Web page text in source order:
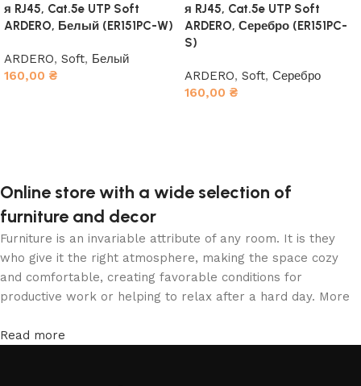
я RJ45, Cat.5e UTP Soft
ARDERO, Белый (ER151PC-W)
ARDERO, Soft, Белый
160,00 ₴
я RJ45, Cat.5e UTP Soft
ARDERO, Серебро (ER151PC-
S)
ARDERO, Soft, Серебро
160,00 ₴
Online store with a wide selection of
furniture and decor
Furniture is an invariable attribute of any room. It is they
who give it the right atmosphere, making the space cozy
and comfortable, creating favorable conditions for
productive work or helping to relax after a hard day. More
online store, when you can sit down at the computer in your
Read more